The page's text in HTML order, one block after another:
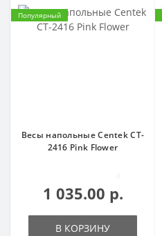
Популярный
Весы напольные Centek CT-
2416 Pink Flower
1 035.00 р.
В КОРЗИНУ